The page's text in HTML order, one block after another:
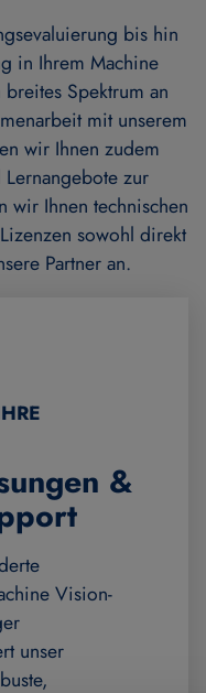
bis hin
in Ihrem Machine
Spektrum an
mit unserem
wir Ihnen zudem
zur
wir Ihnen technischen
sowohl direkt
Partner an.
&
Vision-
unser